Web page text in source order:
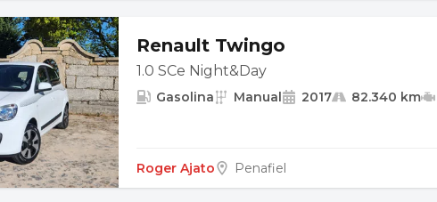
Renault Twingo
1.0 SCe Night&Day
Gasolina Manual 2017 82.340 km
Roger Ajato Penafiel